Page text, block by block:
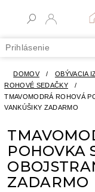
Prihlásenie
DOMOV / OBÝVACIA
ROHOVÉ SEDAČKY
/
TMAVOMODRÁ ROHOVÁ
VANKÚŠIKY ZADARMO
POHOVKA
ZADARMO